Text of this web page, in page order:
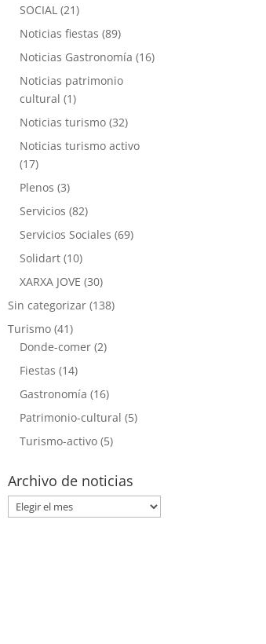
SOCIAL (21)
Noticias fiestas (89)
Noticias Gastronomía (16)
Noticias patrimonio
cultural (1)
Noticias turismo (32)
Noticias turismo activo
(17)
Plenos (3)
Servicios (82)
Servicios Sociales (69)
Solidart (10)
XARXA JOVE (30)
Sin categorizar (138)
Turismo (41)
Donde-comer (2)
Fiestas (14)
Gastronomía (16)
Patrimonio-cultural (5)
Turismo-activo (5)
Archivo de noticias
Archivo
de